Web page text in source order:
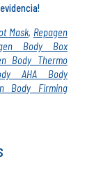
Mask, Repagen
Body Box
Body Thermo
AHA Body
Body Firming